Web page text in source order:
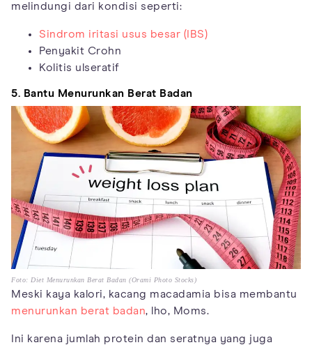
melindungi dari kondisi seperti:
Sindrom iritasi usus besar (IBS)
Penyakit Crohn
Kolitis ulseratif
5. Bantu Menurunkan Berat Badan
Foto: Diet Menurunkan Berat Badan (Orami Photo Stocks)
Meski kaya kalori, kacang macadamia bisa membantu
menurunkan berat badan, lho, Moms.
Ini karena jumlah protein dan seratnya yang juga